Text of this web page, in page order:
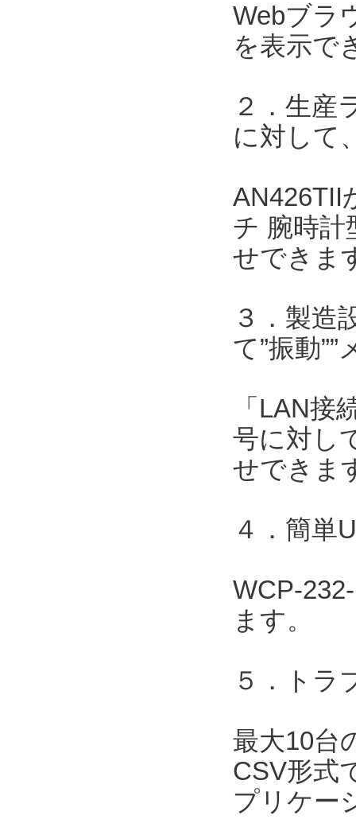
Webブラ
を表示で
２．生産
に対して
AN426TII
チ 腕時計
せできま
３．製造
て”振動
「LAN
号に対し
せできま
４．簡単
WCP-
ます。
５．トラ
最大10台
CSV形式
プリケー